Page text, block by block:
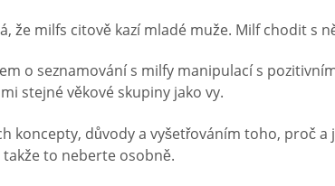
že milfs citově kazí mladé muže. Milf chodit s
o seznamování s milfy manipulací s
stejné věkové skupiny jako vy.
koncepty, důvody a vyšetřováním toho, proč
to neberte osobně.